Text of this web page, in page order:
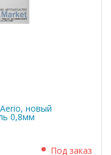
новый
0,8мм
Под заказ